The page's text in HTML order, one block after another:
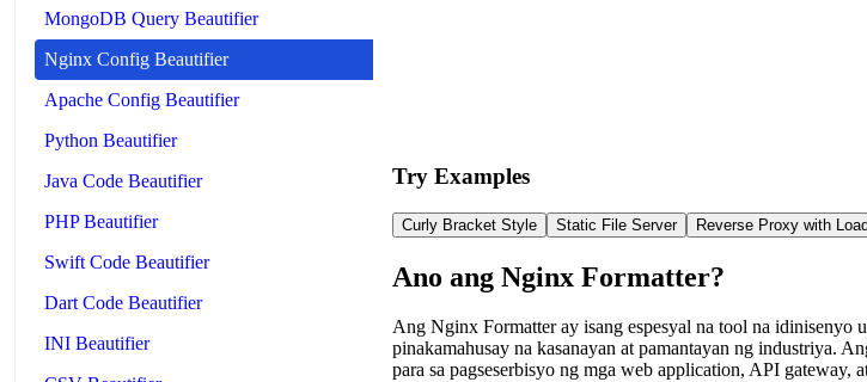
MongoDB Query Beautifier
Nginx Config Beautifier
Apache Config Beautifier
Python Beautifier
Java Code Beautifier
PHP Beautifier
Swift Code Beautifier
Dart Code Beautifier
INI Beautifier
Try Examples
Curly Bracket Style Static File Server Reverse Proxy with
Ano ang Nginx Formatter?
Ang Nginx Formatter ay isang espesyal na tool na idinisenyo
pinakamahusay na kasanayan at pamantayan ng industriya.
para sa pagseserbisyo ng mga web application, API gateway,